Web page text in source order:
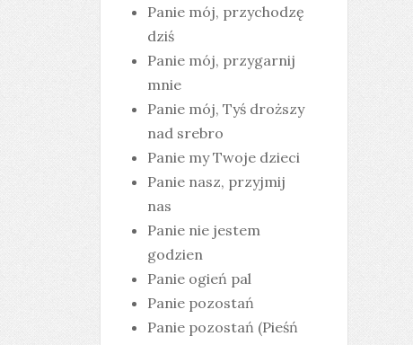
Panie mój, przychodzę
dziś
Panie mój, przygarnij
mnie
Panie mój, Tyś droższy
nad srebro
Panie my Twoje dzieci
Panie nasz, przyjmij
nas
Panie nie jestem
godzien
Panie ogień pal
Panie pozostań
Panie pozostań (Pieśń